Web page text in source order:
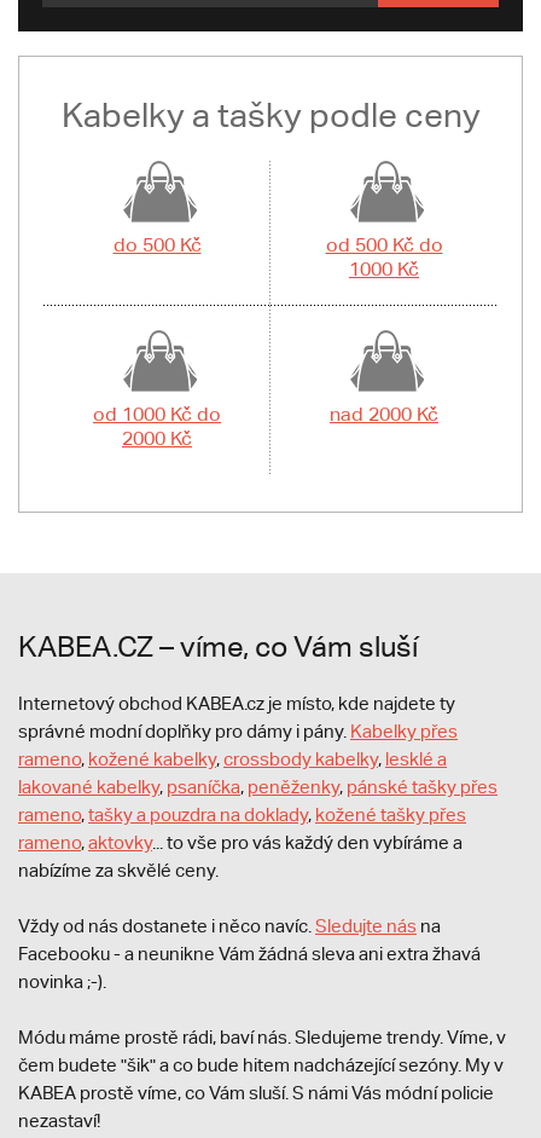
Kabelky a tašky podle ceny
do 500 Kč
od 500 Kč do
1000 Kč
od 1000 Kč do
2000 Kč
nad 2000 Kč
KABEA.CZ – víme, co Vám sluší
Internetový obchod KABEA.cz je místo, kde najdete ty
správné modní doplňky pro dámy i pány. Kabelky přes
rameno, kožené kabelky,crossbody kabelky, lesklé a
lakované kabelky, psaníčka, peněženky, pánské tašky přes
rameno,tašky a pouzdra na doklady, kožené tašky přes
rameno,aktovky... to vše pro vás každý den vybíráme a
nabízíme za skvělé ceny.
Vždy od nás dostanete i něco navíc. Sledujte nás na
Facebooku - a neunikne Vám žádná sleva ani extra žhavá
novinka ;-).
Módu máme prostě rádi, baví nás. Sledujeme trendy. Víme, v
čem budete "šik" a co bude hitem nadcházející sezóny. My v
KABEA prostě víme, co Vám sluší. S námi Vás módní policie
nezastaví!